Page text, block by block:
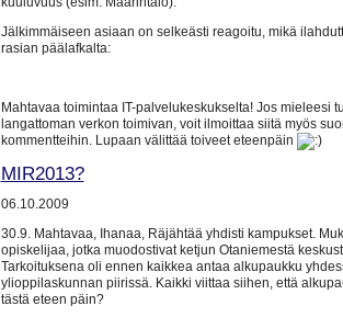
Jälkimmäiseen asiaan on selkeästi reagoitu, mikä
rasian päälafkalta:
Mahtavaa toimintaa IT-palvelukeskukselta! Jos mieleesi
langattoman verkon toimivan, voit ilmoittaa siitä myös
kommentteihin. Lupaan välittää toiveet eteenpäin
MIR2013?
06.10.2009
30.9. Mahtavaa, Ihanaa, Räjähtää yhdisti kampukset.
opiskelijaa, jotka muodostivat ketjun Otaniemestä
Tarkoituksena oli ennen kaikkea antaa alkupaukku
ylioppilaskunnan piirissä. Kaikki viittaa siihen, että
tästä eteen päin?